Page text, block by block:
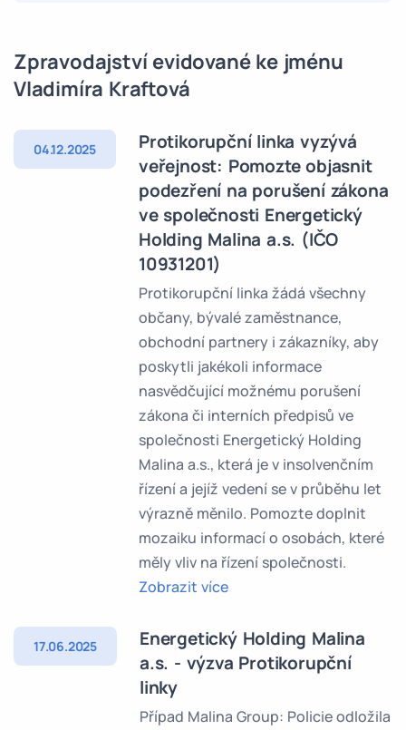
Zpravodajství evidované ke jménu
Vladimíra Kraftová
04.12.2025
Protikorupční linka vyzývá
veřejnost: Pomozte objasnit
podezření na porušení zákona
ve společnosti Energetický
Holding Malina a.s. (IČO
10931201)
Protikorupční linka žádá všechny
občany, bývalé zaměstnance,
obchodní partnery i zákazníky, aby
poskytli jakékoli informace
nasvědčující možnému porušení
zákona či interních předpisů ve
společnosti Energetický Holding
Malina a.s., která je v insolvenčním
řízení a jejíž vedení se v průběhu let
výrazně měnilo. Pomozte doplnit
mozaiku informací o osobách, které
měly vliv na řízení společnosti.
Zobrazit více
17.06.2025
Energetický Holding Malina
a.s. - výzva Protikorupční
linky
Případ Malina Group: Policie odložila